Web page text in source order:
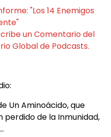
"Los 14 Enemigos
un Comentario del
Global de Podcasts.
Un Aminoácido, que
perdido de la Inmunidad,